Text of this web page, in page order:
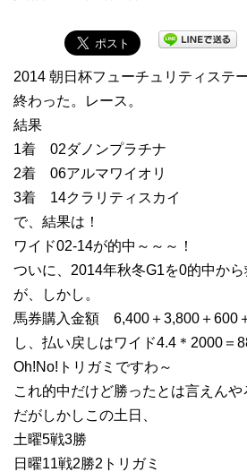
2014 朝日杯フューチュリティステ
終わった。レース。
結果
1着 02ダノンプラチナ
2着 06アルマワイオリ
3着 14クラリティスカイ
で、結果は！
ワイド02-14が的中～～～！
ついに、2014年秋冬G1を0的中か
が、しかし。
馬券購入金額 6,400＋3,800＋600
し、払い戻しはワイド4.4＊2000＝
Oh!No!トリガミですわ～
これ的中だけど勝ったとは言えんや
だがしかしこの土日、
土曜5戦3勝
日曜11戦2勝2トリガミ